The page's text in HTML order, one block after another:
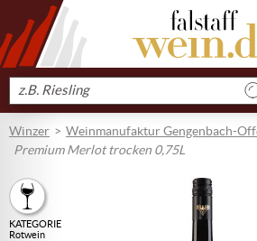
Produkt
suchen
Winzer
Weinmanufaktur Gengenbach-
Premium Merlot trocken 0,75L
KATEGORIE
Rotwein